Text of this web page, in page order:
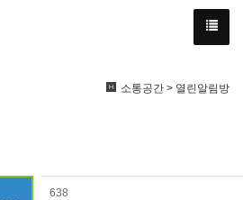
소통공간 > 열린알림방
638